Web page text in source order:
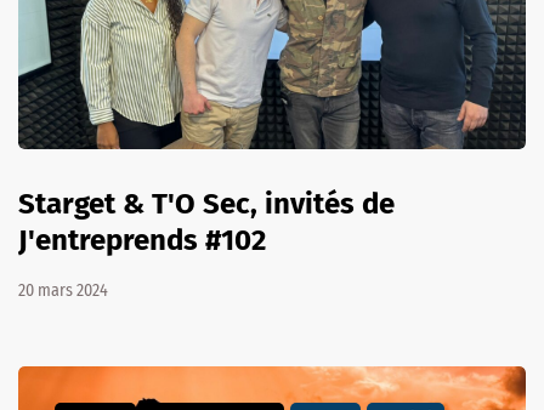
Starget & T'O Sec, invités de
J'entreprends #102
20 mars 2024